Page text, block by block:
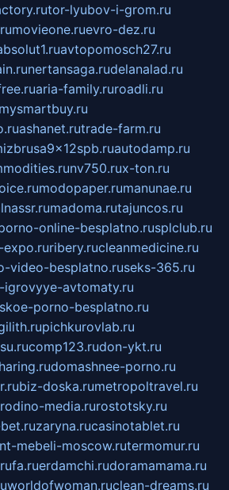
tor-lyubov-i-grom.ru
movieone.ruevro-dez.ru
avtopomosch27.ru
nertansaga.rudelanalad.ru
aria-family.ruroadli.ru
mysmartbuy.ru
ashanet.rutrade-farm.ru
autodamp.ru
nv750.rux-ton.ru
modopaper.rumanunae.ru
madoma.rutajuncos.ru
online-besplatno.rusplclub.ru
ribery.rucleanmedicine.ru
video-besplatno.ruseks-365.ru
igrovyye-avtomaty.ru
porno-besplatno.ru
pichkurovlab.ru
comp123.rudon-ykt.ru
domashnee-porno.ru
biz-doska.rumetropoltravel.ru
media.rurostotsky.ru
zaryna.rucasinotablet.ru
mebeli-moscow.rutermomur.ru
erdamchi.rudoramamama.ru
worldofwoman.ruclean-dreams.ru